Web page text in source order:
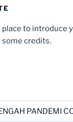
place to introduce
credits.
PANDEMI